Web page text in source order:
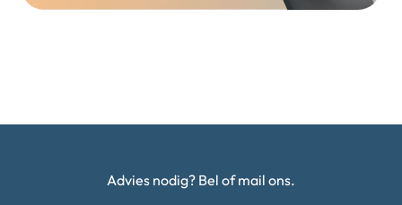
Advies nodig? Bel of mail ons.